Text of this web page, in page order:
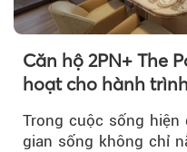
Căn hộ 2PN+ The
hoạt cho hành
Trong cuộc sống
gian sống không chỉ